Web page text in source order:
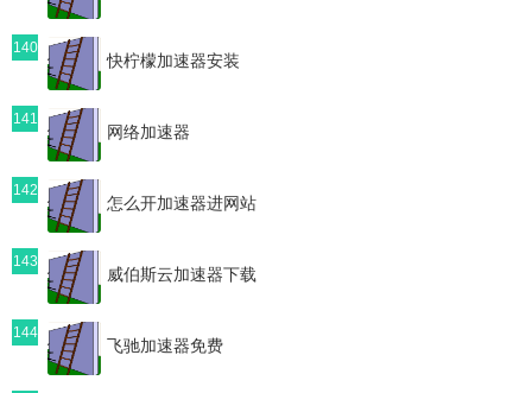
140
快柠檬加速器安装
141
网络加速器
142
怎么开加速器进网站
143
威伯斯云加速器下载
144
飞驰加速器免费